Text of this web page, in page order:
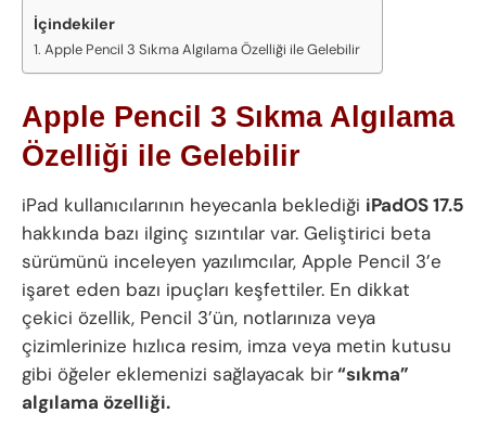
İçindekiler
Apple Pencil 3 Sıkma Algılama Özelliği ile Gelebilir
Apple Pencil 3 Sıkma Algılama
Özelliği ile Gelebilir
iPad kullanıcılarının heyecanla beklediği iPadOS 17.5
hakkında bazı ilginç sızıntılar var. Geliştirici beta
sürümünü inceleyen yazılımcılar, Apple Pencil 3’e
işaret eden bazı ipuçları keşfettiler. En dikkat
çekici özellik, Pencil 3’ün, notlarınıza veya
çizimlerinize hızlıca resim, imza veya metin kutusu
gibi öğeler eklemenizi sağlayacak bir“sıkma”
algılama özelliği.